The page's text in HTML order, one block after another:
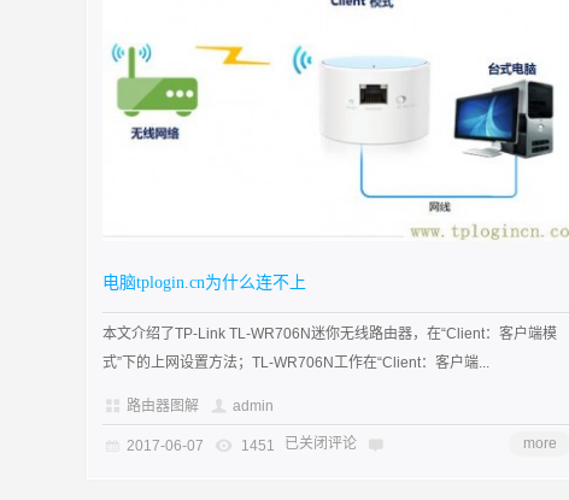
电脑tplogin.cn为什么连不上
本文介绍了TP-Link TL-WR706N迷你无线路由器，在“Client：客户端模
式”下的上网设置方法；TL-WR706N工作在“Client：客户端...
路由器图解 admin
2017-06-07 1451 已关闭评论 more